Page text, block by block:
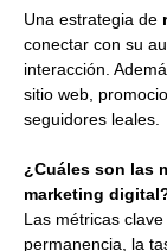
Una estrategia de
conectar con su
interacción.
sitio web,
seguidores leales.
¿Cuáles son las
marketing
Las métricas
permanencia, la